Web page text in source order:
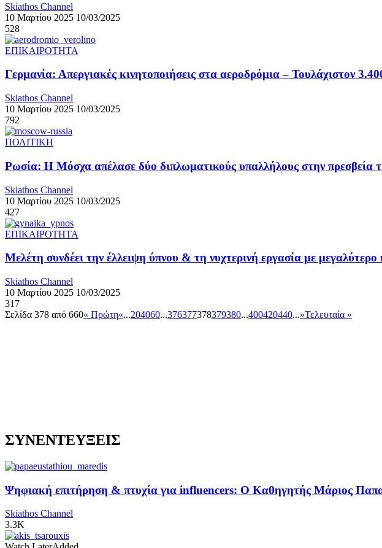
Skiathos Channel
10 Μαρτίου 2025 10/03/2025
528
ΕΠΙΚΑΙΡΟΤΗΤΑ
Γερμανία: Απεργιακές κινητοποιήσεις στα αεροδρόμια – Τουλάχιστον
Skiathos Channel
10 Μαρτίου 2025 10/03/2025
792
ΠΟΛΙΤΙΚΗ
Ρωσία: Η Μόσχα απέλασε δύο διπλωματικούς υπαλλήλους στην πρεσβεία
Skiathos Channel
10 Μαρτίου 2025 10/03/2025
427
ΕΠΙΚΑΙΡΟΤΗΤΑ
Μελέτη συνδέει την έλλειψη ύπνου & τη νυχτερινή εργασία με μεγαλύτερο
Skiathos Channel
10 Μαρτίου 2025 10/03/2025
317
Σελίδα 378 από 660« Πρώτη«...204060...376377378379380...400420440...»Τελευταία »
ΣΥΝΕΝΤΕΥΞΕΙΣ
Ψηφιακή επιτήρηση & πτυχία για influencers: Ο Καθηγητής Μάριος
Skiathos Channel
3.3K